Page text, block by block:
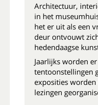
Architectuur,
in het
het er uit als een
deur ontvouwt
hedendaagse
Jaarlijks worden
tentoonstellingen
exposities
lezingen